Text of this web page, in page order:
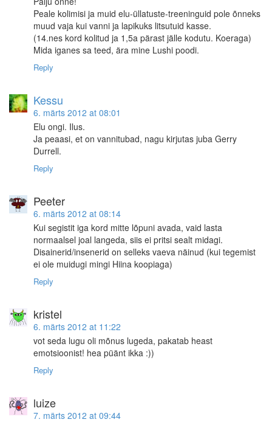
Peale kolimisi ja muid elu-üllatuste-treeninguid pole õnneks
muud vaja kui vanni ja lapikuks litsutuid kasse.
(14.nes kord kolitud ja 1,5a pärast jälle kodutu. Koeraga)
Mida iganes sa teed, ära mine Lushi poodi.
Reply
Kessu
6. märts 2012 at 08:01
Elu ongi. Ilus.
Ja peaasi, et on vannitubad, nagu kirjutas juba Gerry
Durrell.
Reply
Peeter
6. märts 2012 at 08:14
Kui segistit iga kord mitte lõpuni avada, vaid lasta
normaalsel joal langeda, siis ei pritsi sealt midagi.
Disainerid/insenerid on selleks vaeva näinud (kui tegemist
ei ole muidugi mingi Hiina koopiaga)
Reply
kristel
6. märts 2012 at 11:22
vot seda lugu oli mõnus lugeda, pakatab heast
emotsioonist! hea püänt ikka :))
Reply
luize
7. märts 2012 at 09:44